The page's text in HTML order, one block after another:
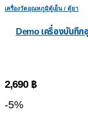
เครื่องวัดอุณหภูมิตู้เย็น / ตู้ยา
Demo เครื่องบันทึ
2,690฿
-5%